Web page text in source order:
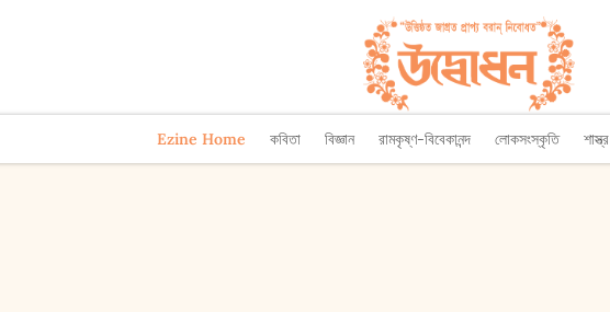
Ezine Home কবিতা বিজ্ঞান রামকৃষ্ণ-বিবেকানন্দ লোকসংস্কৃতি শাস্ত্র